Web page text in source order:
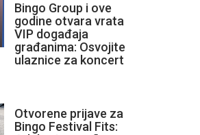
Bingo Group i ove
godine otvara vrata
VIP događaja
građanima: Osvojite
ulaznice za koncert
Otvorene prijave za
Bingo Festival Fits: